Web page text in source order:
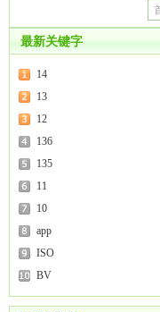
最新关键字
14
13
12
136
135
11
10
app
ISO
BV